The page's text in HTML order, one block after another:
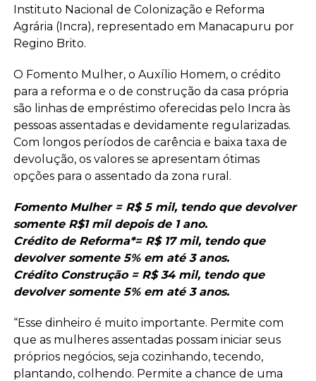
Instituto Nacional de Colonização e Reforma
Agrária (Incra), representado em Manacapuru por
Regino Brito.
O Fomento Mulher, o Auxílio Homem, o crédito
para a reforma e o de construção da casa própria
são linhas de empréstimo oferecidas pelo Incra às
pessoas assentadas e devidamente regularizadas.
Com longos períodos de carência e baixa taxa de
devolução, os valores se apresentam ótimas
opções para o assentado da zona rural.
Fomento Mulher = R$ 5 mil, tendo que devolver
somente R$1 mil depois de 1 ano.
Crédito de Reforma*= R$ 17 mil, tendo que
devolver somente 5% em até 3 anos.
Crédito Construção = R$ 34 mil, tendo que
devolver somente 5% em até 3 anos.
“Esse dinheiro é muito importante. Permite com
que as mulheres assentadas possam iniciar seus
próprios negócios, seja cozinhando, tecendo,
plantando, colhendo. Permite a chance de uma